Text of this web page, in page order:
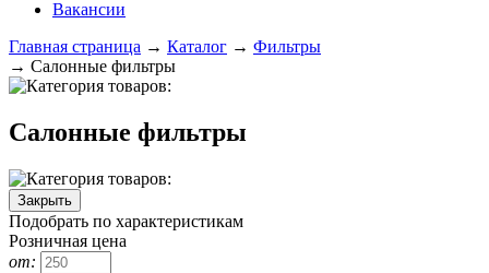
Вакансии
Главная страница → Каталог → Фильтры
→ Салонные фильтры
Салонные фильтры
Закрыть
Подобрать по характеристикам
Розничная цена
от: